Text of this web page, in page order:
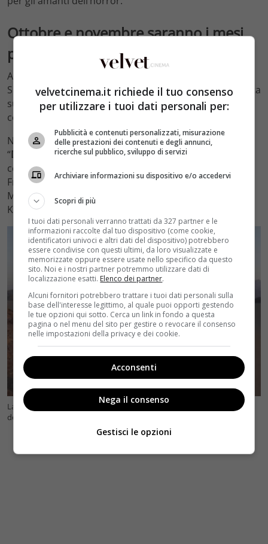
Ottobre e novembre saranno i mesi
più ricchi
A ottobre arriverà invece la nuova opera di a Martin
Scorsese, “Killers of the Flower Moon“, una storia basata
su un bestseller che esplorerà la relazione dell’America
con le popolazioni indigene.
Novembre sarà forse il mese più ricco, con l’uscita di
“Dune: Parte Due“, diretto da Denis Villeneuve, che
continua la storia dell’adattamento del romanzo di
Frank Herbert, e “The Marvels“, sequel di Captain
Marvel, che vedrà il debutto sul grande schermo di
Kamala Khan/Ms. Marvel, interpretata da Iman Vellani.
La seconda parte di “Dune” è sicuramente tra le pellicole più attese
dell’anno (Foto Ansa) – velvetcinema.it
velvetcinema.it richiede il tuo consenso
per utilizzare i tuoi dati personali per:
Pubblicità e contenuti personalizzati, misurazione
delle prestazioni dei contenuti e degli annunci,
ricerche sul pubblico, sviluppo di servizi
Archiviare informazioni su dispositivo e/o accedervi
Scopri di più
I tuoi dati personali verranno trattati da 327 partner e le
informazioni raccolte dal tuo dispositivo (come cookie,
identificatori univoci e altri dati del dispositivo) potrebbero
essere condivise con questi ultimi, da loro visualizzate e
memorizzate oppure essere usate nello specifico da questo
sito. Noi e i nostri partner potremmo utilizzare dati di
localizzazione esatti. Elenco dei partner.
Alcuni fornitori potrebbero trattare i tuoi dati personali sulla
base dell'interesse legittimo, al quale puoi opporti gestendo
le tue opzioni qui sotto. Cerca un link in fondo a questa
pagina o nel menu del sito per gestire o revocare il consenso
nelle impostazioni della privacy e dei cookie.
Acconsenti
Nega il consenso
Gestisci le opzioni